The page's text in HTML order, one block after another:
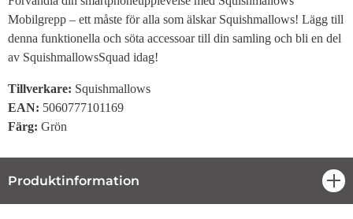
Mobilgrepp – ett måste för alla som älskar Squishmallows! Lägg till
denna funktionella och söta accessoar till din samling och bli en del
av SquishmallowsSquad idag!
Tillverkare: Squishmallows
EAN: 5060777101169
Färg: Grön
Produktinformation